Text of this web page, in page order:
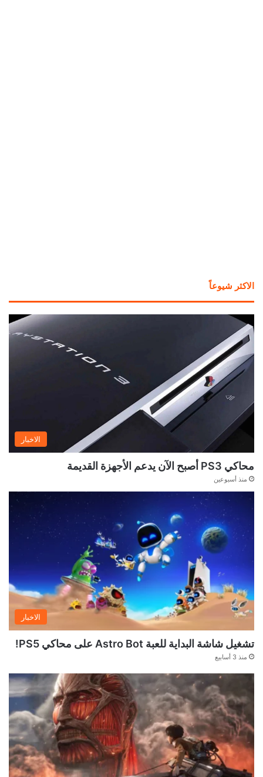
الاكثر شيوعاً
الاخبار
محاكي PS3 أصبح الآن يدعم الأجهزة القديمة
منذ أسبوعين
الاخبار
تشغيل شاشة البداية للعبة Astro Bot على محاكي PS5!
منذ 3 أسابيع